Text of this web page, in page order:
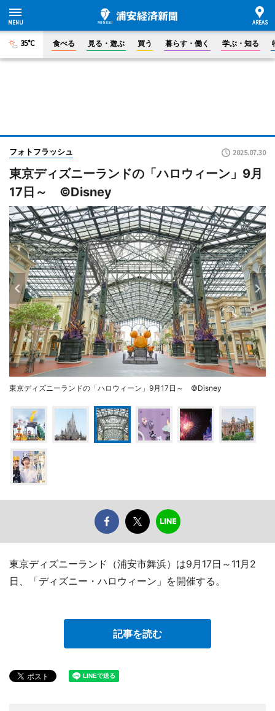
35°C 食べる 見る・遊ぶ 買う 暮らす・働く 学ぶ・知る
フォトフラッシュ 2025.07.30
東京ディズニーランドの「ハロウィーン」9月
17日～ ©Disney
東京ディズニーランドの「ハロウィーン」9月17日～ ©Disney
東京ディズニーランド（浦安市舞浜）は9月17日～11月2
日、「ディズニー・ハロウィーン」を開催する。
記事を読む